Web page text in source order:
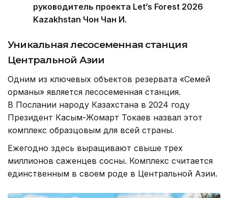
руководитель проекта Let’s Forest 2026
Kazakhstan Чон Чан И.
Уникальная лесосеменная станция
Центральной Азии
Одним из ключевых объектов резервата «Семей
орманы» является лесосеменная станция.
В Послании народу Казахстана в 2024 году
Президент Касым-Жомарт Токаев назвал этот
комплекс образцовым для всей страны.
Ежегодно здесь выращивают свыше трех
миллионов саженцев сосны. Комплекс считается
единственным в своем роде в Центральной Азии.